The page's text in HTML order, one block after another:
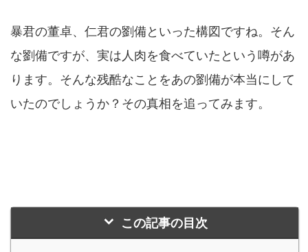
暴君の董卓、仁君の劉備といった構図ですね。そん
な劉備ですが、実は人肉を食べていたという噂があ
ります。そんな残酷なことをあの劉備が本当にして
いたのでしょうか？その真相を追ってみます。
この記事の目次